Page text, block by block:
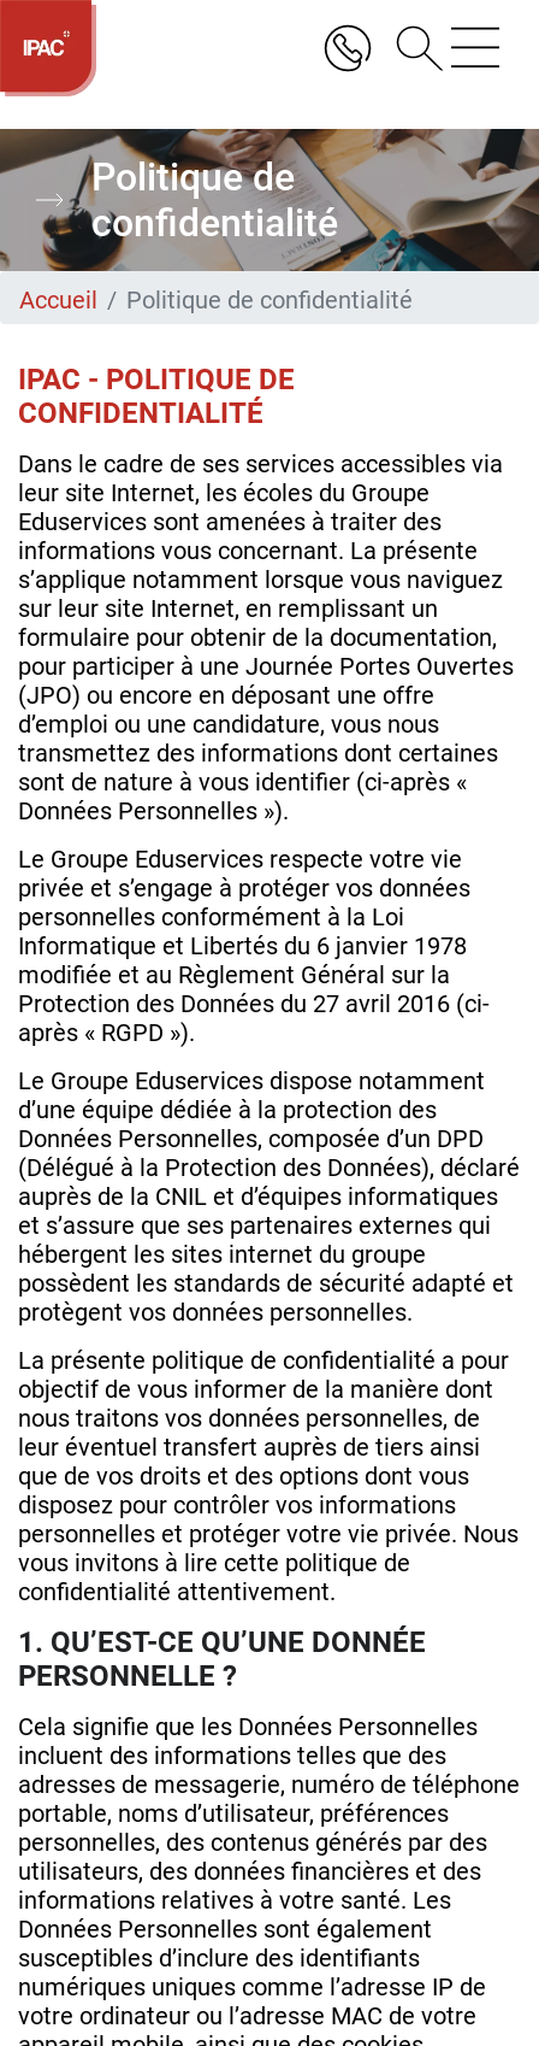
Aller
contenu
Politique de
confidentialité
Accueil Politique de confidentialité
IPAC - POLITIQUE DE
CONFIDENTIALITÉ
Dans le cadre de ses services accessibles via
leur site Internet, les écoles du Groupe
Eduservices sont amenées à traiter des
informations vous concernant. La présente
s’applique notamment lorsque vous naviguez
sur leur site Internet, en remplissant un
formulaire pour obtenir de la documentation,
pour participer à une Journée Portes Ouvertes
(JPO) ou encore en déposant une offre
d’emploi ou une candidature, vous nous
transmettez des informations dont certaines
sont de nature à vous identifier (ci-après «
Données Personnelles »).
Le Groupe Eduservices respecte votre vie
privée et s’engage à protéger vos données
personnelles conformément à la Loi
Informatique et Libertés du 6 janvier 1978
modifiée et au Règlement Général sur la
Protection des Données du 27 avril 2016 (ci-
après « RGPD »).
Le Groupe Eduservices dispose notamment
d’une équipe dédiée à la protection des
Données Personnelles, composée d’un DPD
(Délégué à la Protection des Données), déclaré
auprès de la CNIL et d’équipes informatiques
et s’assure que ses partenaires externes qui
hébergent les sites internet du groupe
possèdent les standards de sécurité adapté et
protègent vos données personnelles.
La présente politique de confidentialité a pour
objectif de vous informer de la manière dont
nous traitons vos données personnelles, de
leur éventuel transfert auprès de tiers ainsi
que de vos droits et des options dont vous
disposez pour contrôler vos informations
personnelles et protéger votre vie privée. Nous
vous invitons à lire cette politique de
confidentialité attentivement.
1. QU’EST-CE QU’UNE DONNÉE
PERSONNELLE ?
Cela signifie que les Données Personnelles
incluent des informations telles que des
adresses de messagerie, numéro de téléphone
portable, noms d’utilisateur, préférences
personnelles, des contenus générés par des
utilisateurs, des données financières et des
informations relatives à votre santé. Les
Données Personnelles sont également
susceptibles d’inclure des identifiants
numériques uniques comme l’adresse IP de
votre ordinateur ou l’adresse MAC de votre